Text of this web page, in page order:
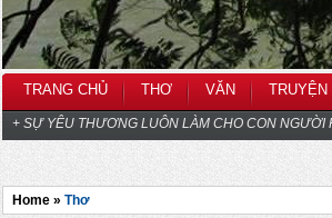
TRANG CHỦ THƠ VĂN TRUYỆN
+ SỰ YÊU THƯƠNG LUÔN LÀM CHO CON NGƯỜI
Home » Thơ